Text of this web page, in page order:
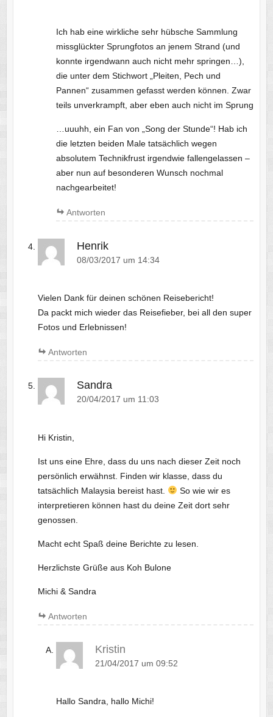
Ich hab eine wirkliche sehr hübsche Sammlung
missglückter Sprungfotos an jenem Strand (und
konnte irgendwann auch nicht mehr springen…),
die unter dem Stichwort „Pleiten, Pech und
Pannen“ zusammen gefasst werden können. Zwar
teils unverkrampft, aber eben auch nicht im Sprung
…uuuhh, ein Fan von „Song der Stunde“! Hab ich
die letzten beiden Male tatsächlich wegen
absolutem Technikfrust irgendwie fallengelassen –
aber nun auf besonderen Wunsch nochmal
nachgearbeitet!
Antworten
Henrik
08/03/2017 um 14:34
Vielen Dank für deinen schönen Reisebericht!
Da packt mich wieder das Reisefieber, bei all den super
Fotos und Erlebnissen!
Antworten
Sandra
20/04/2017 um 11:03
Hi Kristin,
Ist uns eine Ehre, dass du uns nach dieser Zeit noch
persönlich erwähnst. Finden wir klasse, dass du
tatsächlich Malaysia bereist hast.
So wie wir es
interpretieren können hast du deine Zeit dort sehr
genossen.
Macht echt Spaß deine Berichte zu lesen.
Herzlichste Grüße aus Koh Bulone
Michi & Sandra
Antworten
Kristin
21/04/2017 um 09:52
Hallo Sandra, hallo Michi!